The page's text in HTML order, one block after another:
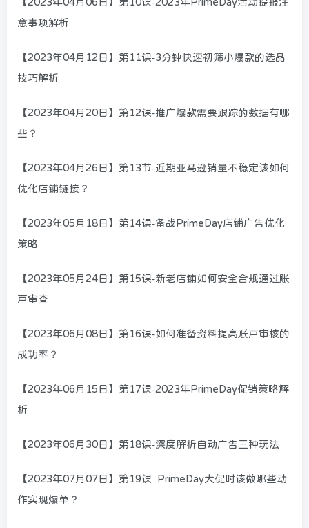
意事项解析
【2023年04月12日】第11课-3分钟快速初筛小爆款的选品
技巧解析
【2023年04月20日】第12课-推广爆款需要跟踪的数据有哪
些？
【2023年04月26日】第13节-近期亚马逊销量不稳定该如何
优化店铺链接？
【2023年05月18日】第14课-备战PrimeDay店铺广告优化
策略
【2023年05月24日】第15课-新老店铺如何安全合规通过账
户审查
【2023年06月08日】第16课-如何准备资料提高账户审核的
成功率？
【2023年06月15日】第17课-2023年PrimeDay促销策略解
析
【2023年06月30日】第18课-深度解析自动广告三种玩法
【2023年07月07日】第19课–PrimeDay大促时该做哪些动
作实现爆单？